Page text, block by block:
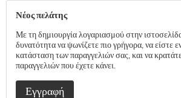
Νέος πελάτης
Με τη δημιουργία λογαριασμού στην
δυνατότητα να ψωνίζετε πιο γρήγορα, να είστε
κατάσταση των παραγγελιών σας, και να
παραγγελιών που έχετε κάνει.
Εγγραφή